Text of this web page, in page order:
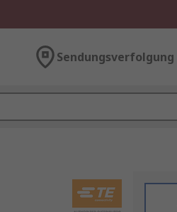
Sendungsverfolgung